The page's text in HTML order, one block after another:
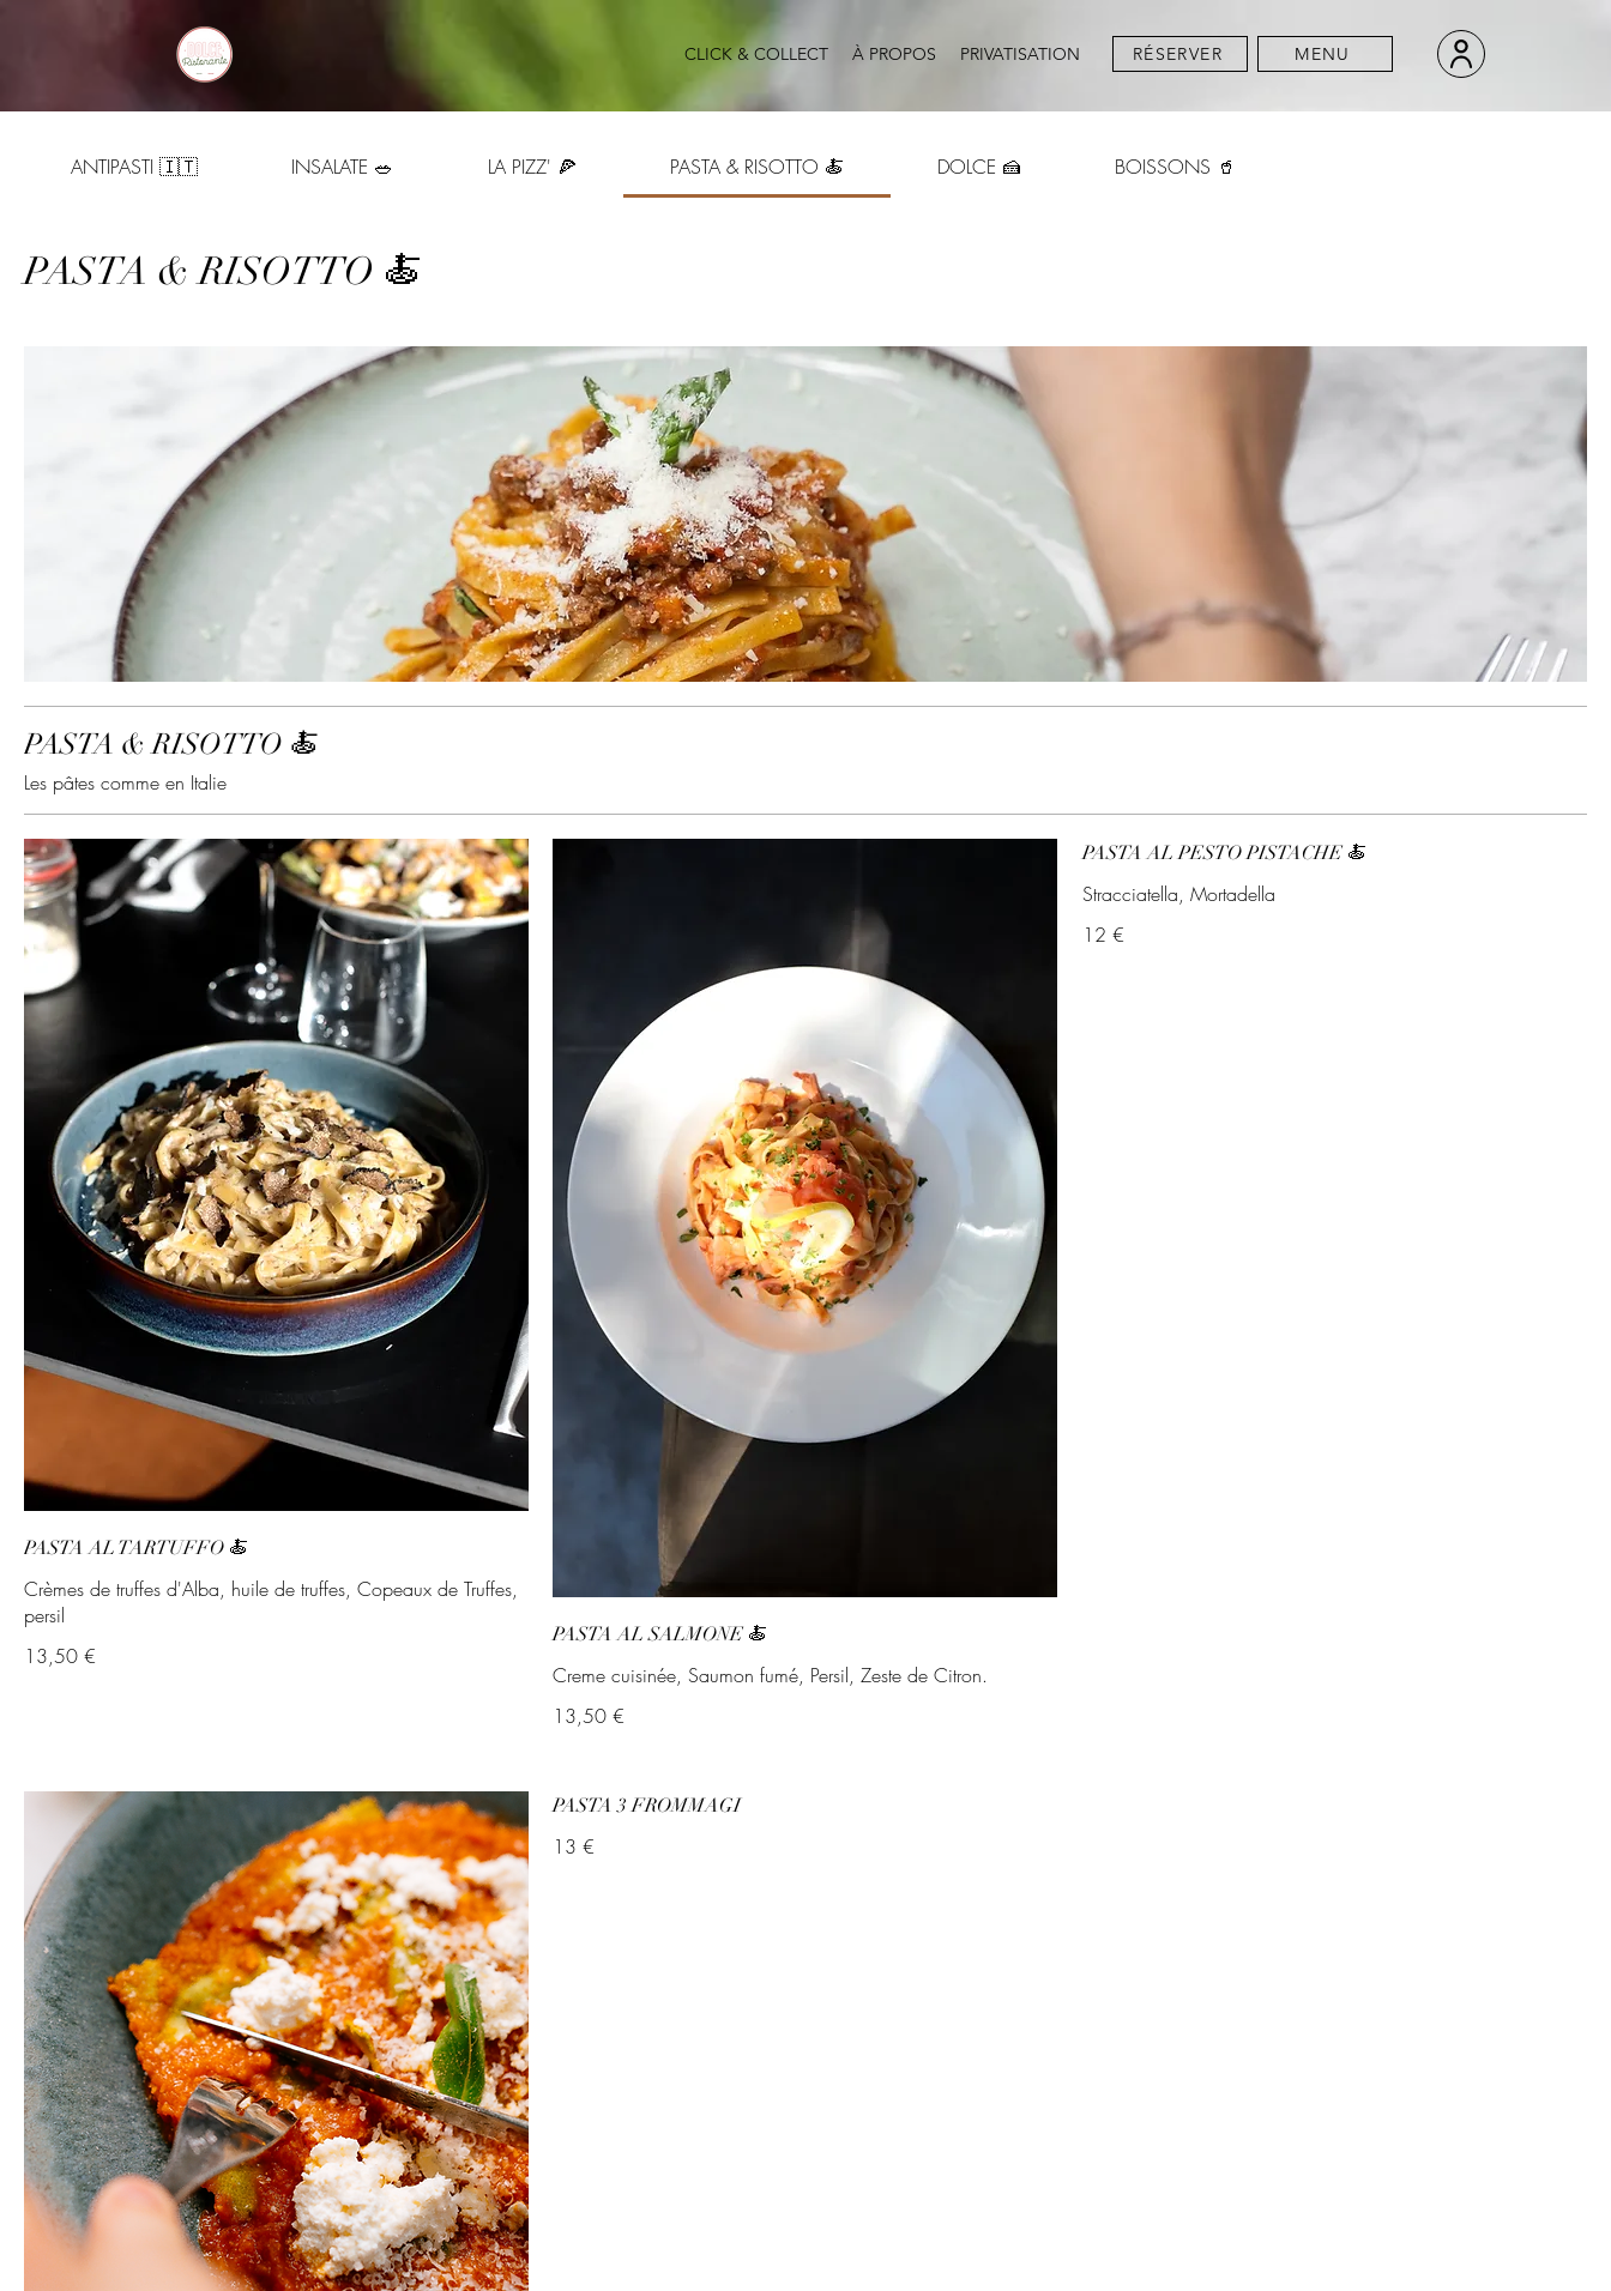
CLICK & COLLECT À PROPOS PRIVATISATION RÉSERVER MENU
ANTIPASTI 🇮🇹 INSALATE 🥗 LA PIZZ' 🍕 PASTA & RISOTTO 🍝 DOLCE 🍰 BOISSONS 🥤
PASTA & RISOTTO 🍝
PASTA & RISOTTO 🍝
Les pâtes comme en Italie
PASTA AL TARTUFFO 🍝
Crèmes de truffes d'Alba, huile de truffes, Copeaux de Truffes,
persil
13,50 €
PASTA AL SALMONE 🍝
Creme cuisinée, Saumon fumé, Persil, Zeste de Citron.
13,50 €
PASTA AL PESTO PISTACHE 🍝
Stracciatella, Mortadella
12 €
PASTA 3 FROMMAGI
13 €